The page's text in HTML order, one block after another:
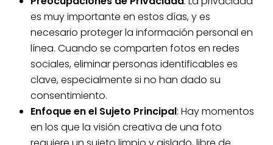
es muy importante en estos días, y es
necesario proteger la información personal en
línea. Cuando se comparten fotos en redes
sociales, eliminar personas identificables es
clave, especialmente si no han dado su
consentimiento.
Enfoque en el Sujeto Principal: Hay momentos
en los que la visión creativa de una foto